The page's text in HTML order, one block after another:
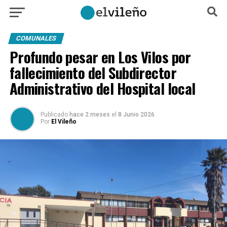
COMUNALES
Profundo pesar en Los Vilos por
fallecimiento del Subdirector
Administrativo del Hospital local
Publicado hace 2 meses el 8 Junio 2026
Por El Vileño